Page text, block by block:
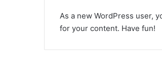
As a new WordPress user,
for your content. Have fun!